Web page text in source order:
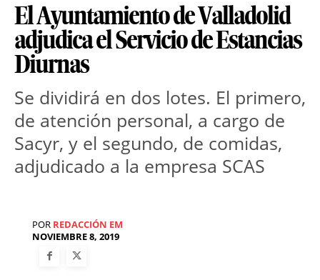
El Ayuntamiento de Valladolid
adjudica el Servicio de Estancias
Diurnas
Se dividirá en dos lotes. El primero,
de atención personal, a cargo de
Sacyr, y el segundo, de comidas,
adjudicado a la empresa SCAS
POR REDACCIÓN EM
NOVIEMBRE 8, 2019